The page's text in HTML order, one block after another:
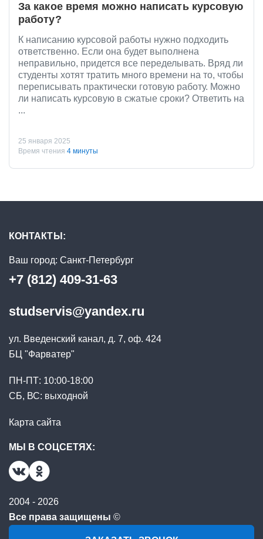
За какое время можно написать курсовую
работу?
К написанию курсовой работы нужно подходить
ответственно. Если она будет выполнена
неправильно, придется все переделывать. Вряд ли
студенты хотят тратить много времени на то, чтобы
переписывать практически готовую работу. Можно
ли написать курсовую в сжатые сроки? Ответить на
...
25 января 2025
Время чтения 4 минуты
КОНТАКТЫ:
Ваш город: Санкт-Петербург
+7 (812) 409-31-63
studservis@yandex.ru
ул. Введенский канал, д. 7, оф. 424
БЦ "Фарватер"
ПН-ПТ: 10:00-18:00
СБ, ВС: выходной
Карта сайта
МЫ В СОЦСЕТЯХ:
2004 - 2026
Все права защищены ©